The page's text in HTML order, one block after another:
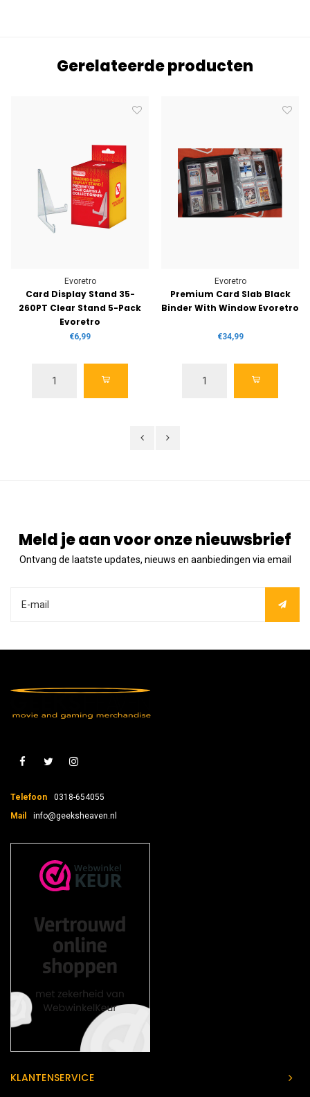
Gerelateerde producten
Evoretro
Card Display Stand 35-
260PT Clear Stand 5-Pack
Evoretro
€6,99
Evoretro
Premium Card Slab Black
Binder With Window Evoretro
€34,99
Meld je aan voor onze nieuwsbrief
Ontvang de laatste updates, nieuws en aanbiedingen via email
Telefoon
0318-654055
Mail
info@geeksheaven.nl
KLANTENSERVICE